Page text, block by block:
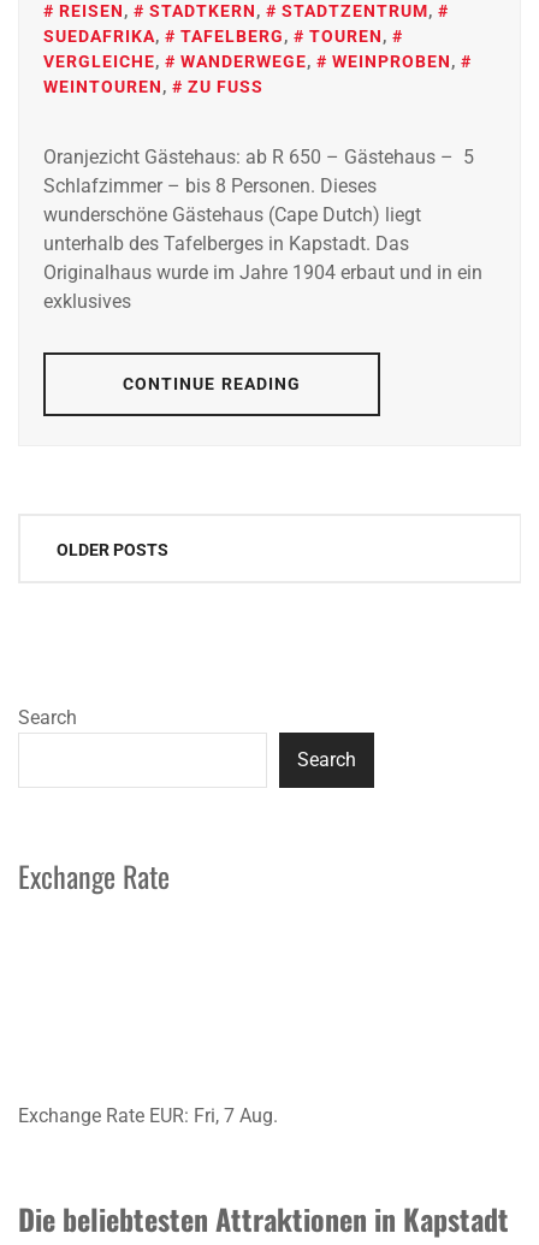
REISEN, STADTKERN, STADTZENTRUM,
SUEDAFRIKA, TAFELBERG, TOUREN,
VERGLEICHE, WANDERWEGE, WEINPROBEN,
WEINTOUREN, ZU FUSS
Oranjezicht Gästehaus: ab R 650 – Gästehaus – 5
Schlafzimmer – bis 8 Personen. Dieses
wunderschöne Gästehaus (Cape Dutch) liegt
unterhalb des Tafelberges in Kapstadt. Das
Originalhaus wurde im Jahre 1904 erbaut und in ein
exklusives
CONTINUE READING
PostsOLDER POSTS
Search
Search
Exchange Rate
Exchange Rate EUR: Fri, 7 Aug.
Die beliebtesten Attraktionen in Kapstadt